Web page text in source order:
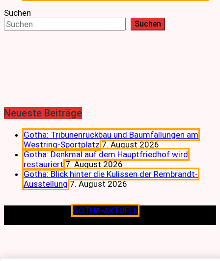
Suchen
Suchen
Neueste Beiträge
Gotha: Tribünenrückbau und Baumfällungen am
Westring-Sportplatz 7. August 2026
Gotha: Denkmal auf dem Hauptfriedhof wird
restauriert 7. August 2026
Gotha: Blick hinter die Kulissen der Rembrandt-
Ausstellung 7. August 2026
GOTHA-AKTUELL
Lokalen verpflichtet.